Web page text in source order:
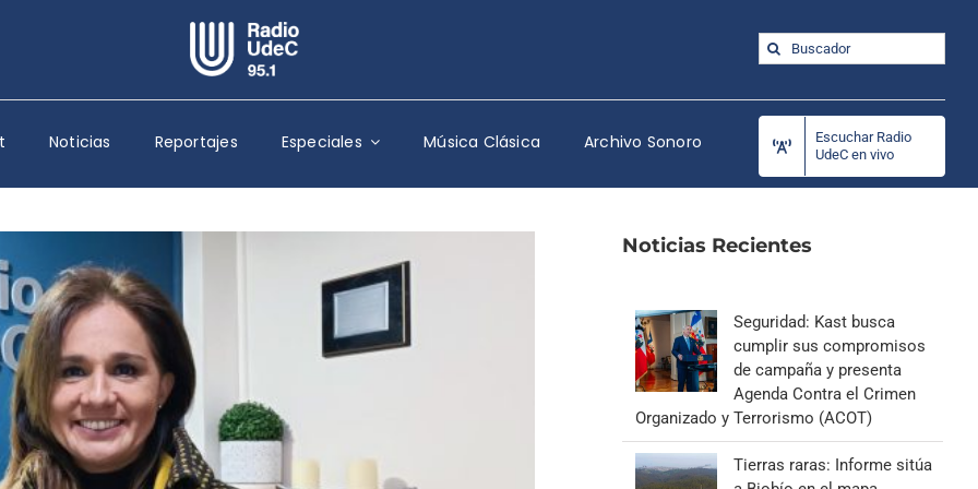
Escuchar Radio UdeC en vivo
Quiénes Somos
Programación
Podcast
Música Clásica
Especiales
Buscar:
Noticias Reportajes Especiales Música Clásica Archivo Sonoro
Escuchar Radio
UdeC en vivo
Noticias Recientes
Seguridad: Kast busca
cumplir sus compromisos
de campaña y presenta
Agenda Contra el Crimen
Organizado y Terrorismo (ACOT)
Tierras raras: Informe sitúa